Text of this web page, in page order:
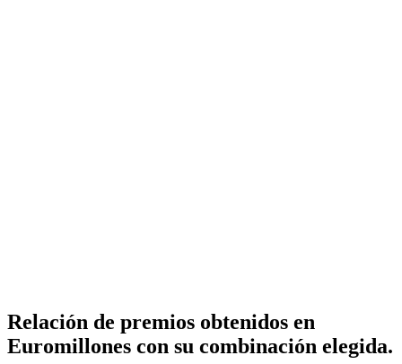
Relación de premios obtenidos en
Euromillones con su combinación elegida.